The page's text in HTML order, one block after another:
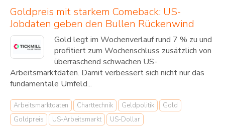
Goldpreis mit starkem Comeback: US-
Jobdaten geben den Bullen Rückenwind
Gold legt im Wochenverlauf rund 7 % zu und
profitiert zum Wochenschluss zusätzlich von
überraschend schwachen US-
Arbeitsmarktdaten. Damit verbessert sich nicht nur das
fundamentale Umfeld...
Arbeitsmarktdaten Charttechnik Geldpolitik
Gold
Goldpreis
US-Arbeitsmarkt US-Dollar